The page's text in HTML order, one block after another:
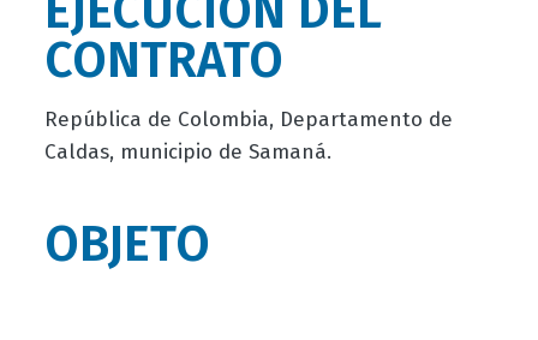
CONTRATO
República de Colombia, Departamento de
Caldas, municipio de Samaná.
OBJETO